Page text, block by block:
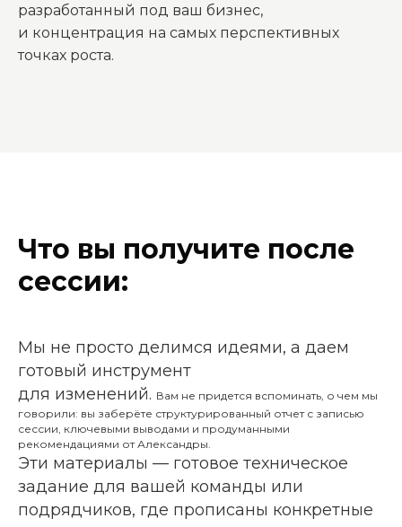
разработанный под ваш бизнес,
и концентрация на самых перспективных
точках роста.
Что вы получите после
сессии:
Мы не просто делимся идеями, а даем
готовый инструмент
для изменений. Вам не придется вспоминать, о чем мы
говорили: вы заберёте структурированный отчет с записью
сессии, ключевыми выводами и продуманными
рекомендациями от Александры.
Эти материалы — готовое техническое
задание для вашей команды или
подрядчиков, где прописаны конкретные